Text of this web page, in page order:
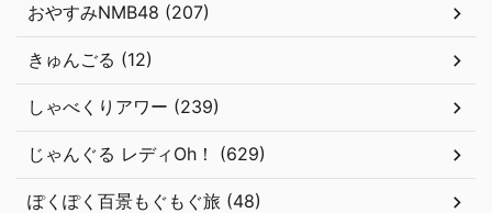
おやすみNMB48 (207)
きゅんごる (12)
しゃべくりアワー (239)
じゃんぐる レディOh！ (629)
ぽくぽく百景もぐもぐ旅 (48)